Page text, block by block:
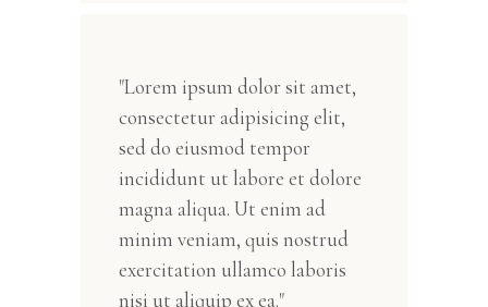
"Lorem ipsum dolor sit amet,
consectetur adipisicing elit,
sed do eiusmod tempor
incididunt ut labore et dolore
magna aliqua. Ut enim ad
minim veniam, quis nostrud
exercitation ullamco laboris
nisi ut aliquip ex ea."